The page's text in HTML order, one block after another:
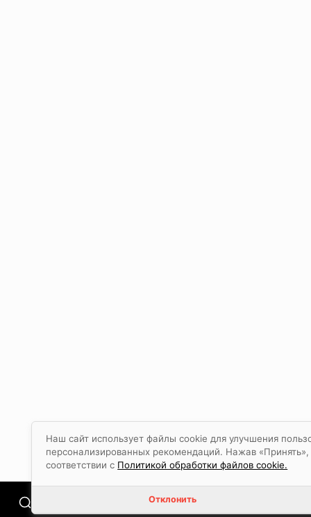
Наш сайт использует файлы cookie для улучшения
персонализированных рекомендаций. Нажав
соответствии с Политикой обработки файлов cookie.
Отклонить